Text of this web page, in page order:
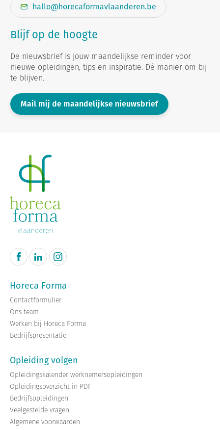
hallo@horecaformavlaanderen.be
Blijf op de hoogte
De nieuwsbrief is jouw maandelijkse reminder voor
nieuwe opleidingen, tips en inspiratie. Dé manier om bij
te blijven.
Mail mij de maandelijkse nieuwsbrief
Horeca Forma
Contactformulier
Ons team
Werken bij Horeca Forma
Bedrijfspresentatie
Opleiding volgen
Opleidingskalender werknemersopleidingen
Opleidingsoverzicht in PDF
Bedrijfsopleidingen
Veelgestelde vragen
Algemene voorwaarden